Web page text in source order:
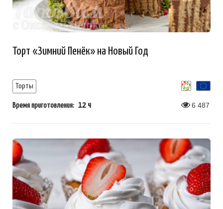
Торт «Зимний Пенёк» на Новый Год
Торты
Время приготовления: 12 ч 6 487